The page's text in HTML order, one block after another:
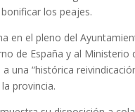
los peajes.
en el pleno del
de España y al
una “histórica
provincia.